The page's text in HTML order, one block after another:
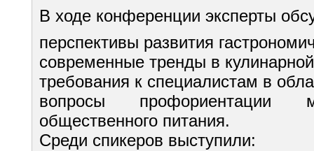
В ходе конференции эксперты
перспективы развития
современные тренды в
требования к специалистам в
вопросы
общественного питания.
Среди спикеров выступили: